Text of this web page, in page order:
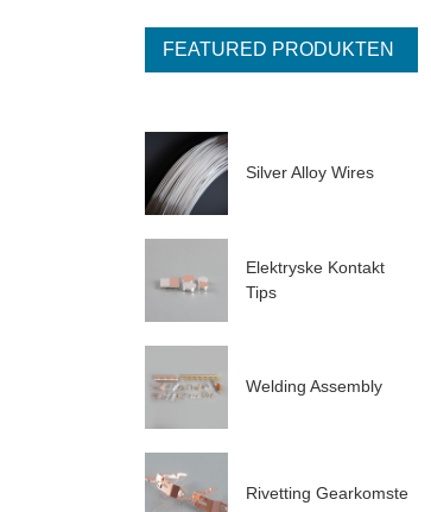
FEATURED PRODUKTEN
Silver Alloy Wires
Elektryske Kontakt
Tips
Welding Assembly
Rivetting Gearkomste